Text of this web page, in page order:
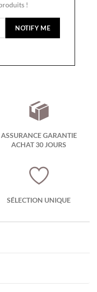
!
ASSURANCE GARANTIE
ACHAT 30 JOURS
SÉLECTION UNIQUE